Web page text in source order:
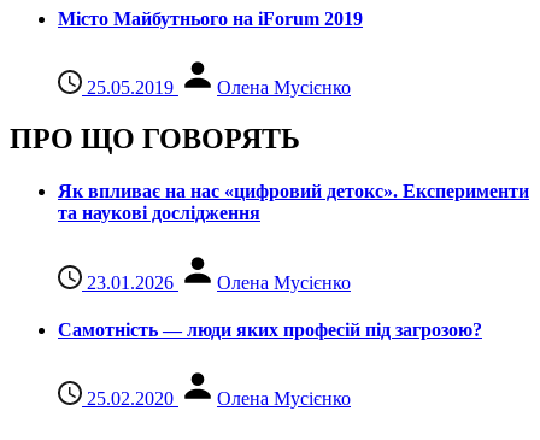
Місто Майбутнього на iForum 2019
25.05.2019 Олена Мусієнко
ПРО ЩО ГОВОРЯТЬ
Як впливає на нас «цифровий детокс». Експерименти
та наукові дослідження
23.01.2026 Олена Мусієнко
Самотність — люди яких професій під загрозою?
25.02.2020 Олена Мусієнко